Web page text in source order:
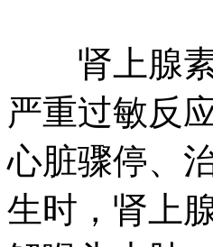
肾上腺素
严重过敏反
心脏骤停、
生时，肾上